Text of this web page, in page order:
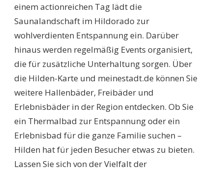
einem actionreichen Tag lädt die
Saunalandschaft im Hildorado zur
wohlverdienten Entspannung ein. Darüber
hinaus werden regelmäßig Events organisiert,
die für zusätzliche Unterhaltung sorgen. Über
die Hilden-Karte und meinestadt.de können Sie
weitere Hallenbäder, Freibäder und
Erlebnisbäder in der Region entdecken. Ob Sie
ein Thermalbad zur Entspannung oder ein
Erlebnisbad für die ganze Familie suchen –
Hilden hat für jeden Besucher etwas zu bieten.
Lassen Sie sich von der Vielfalt der